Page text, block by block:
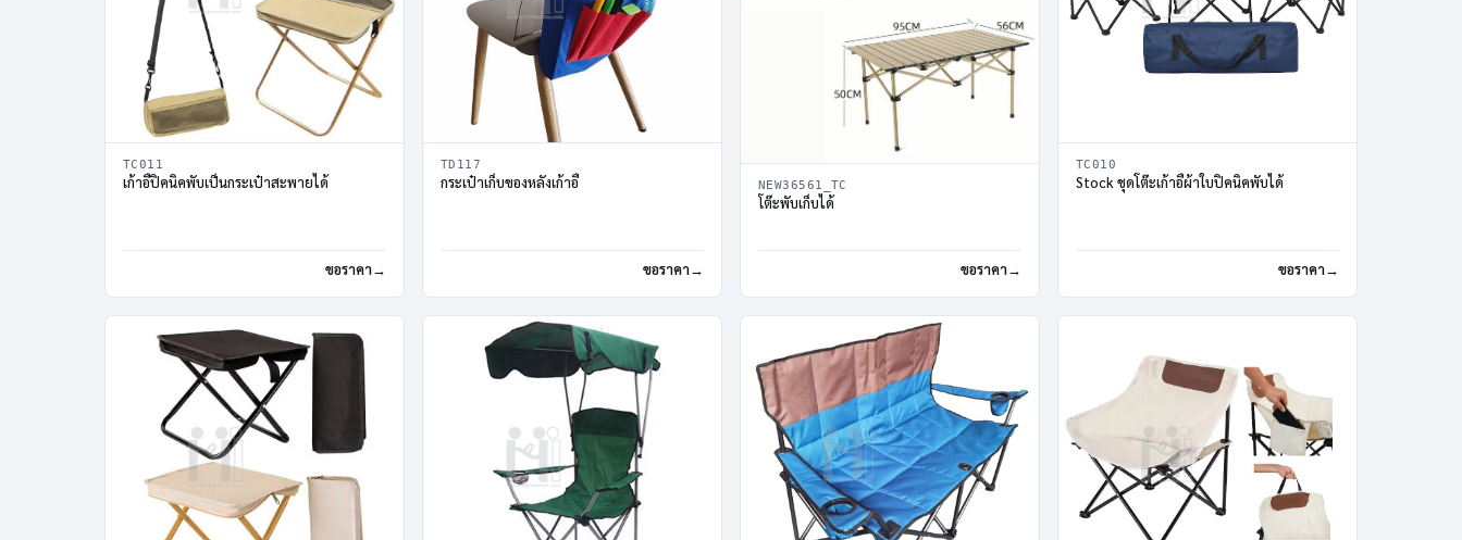
TC011
เก้าอี้ปิคนิคพับเป็นกระเป๋าสะพายได้
ขอราคา
TD117
กระเป๋าเก็บของหลังเก้าอี้
ขอราคา
NEW36561_TC
โต๊ะพับเก็บได้
ขอราคา
TC010
Stock ชุดโต๊ะเก้าอี้ผ้าใบปิคนิคพับได้
ขอราคา